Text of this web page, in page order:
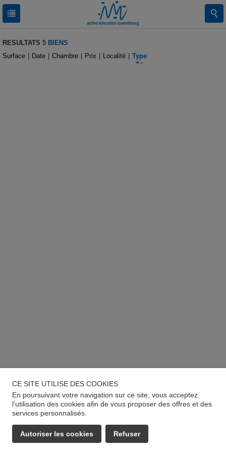
RESULTATS 5 BIENS
Surface
Date Chambre Prix Localité Type
CE SITE UTILISE DES COOKIES
En poursuivant votre navigation sur ce site, vous acceptez
l’utilisation des cookies afin de vous proposer des offres et des
services personnalisés.
Autoriser les cookies Refuser